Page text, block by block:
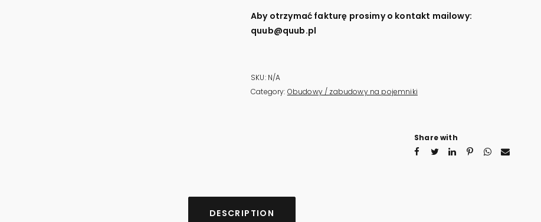
Aby otrzymać fakturę prosimy o kontakt mailowy:
quub@quub.pl
SKU: N/A
Category: Obudowy / zabudowy na pojemniki
Share with
DESCRIPTION